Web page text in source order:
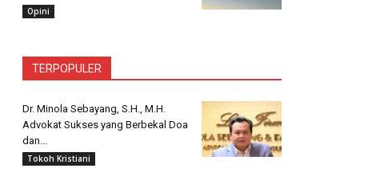
Opini
TERPOPULER
Dr. Minola Sebayang, S.H., M.H.
Advokat Sukses yang Berbekal Doa
dan...
Tokoh Kristiani